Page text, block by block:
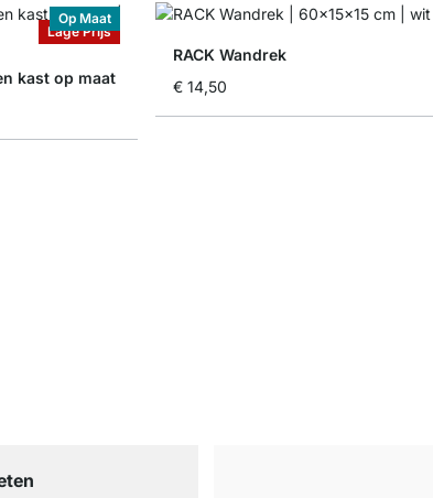
Lage Prijs
Op Maat
kast op maat
RACK Wandrek
€ 14,50